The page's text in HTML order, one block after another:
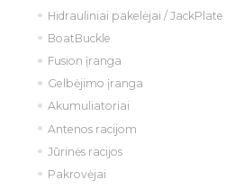
Hidrauliniai pakelėjai / JackPlate
BoatBuckle
Fusion įranga
Gelbėjimo įranga
Akumuliatoriai
Antenos racijom
Jūrinės racijos
Pakrovėjai